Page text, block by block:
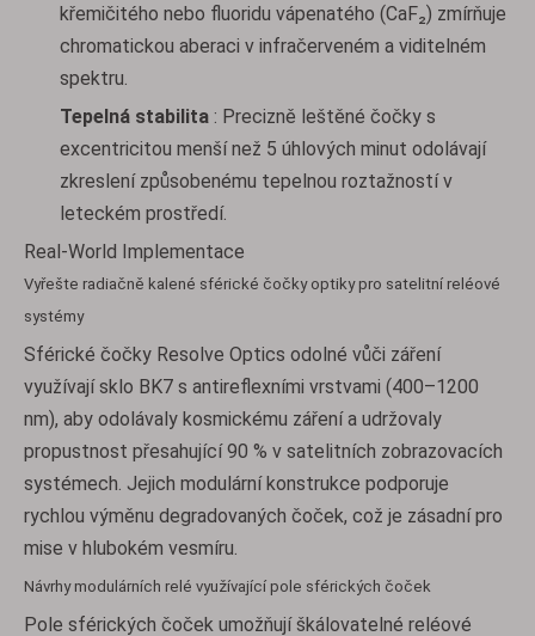
křemičitého nebo fluoridu vápenatého (CaF₂) zmírňuje
chromatickou aberaci v infračerveném a viditelném
spektru.
Tepelná stabilita : Precizně leštěné čočky s
excentricitou menší než 5 úhlových minut odolávají
zkreslení způsobenému tepelnou roztažností v
leteckém prostředí.
Real-World Implementace
Vyřešte radiačně kalené sférické čočky optiky pro satelitní reléové
systémy
Sférické čočky Resolve Optics odolné vůči záření
využívají sklo BK7 s antireflexními vrstvami (400–1200
nm), aby odolávaly kosmickému záření a udržovaly
propustnost přesahující 90 % v satelitních zobrazovacích
systémech. Jejich modulární konstrukce podporuje
rychlou výměnu degradovaných čoček, což je zásadní pro
mise v hlubokém vesmíru.
Návrhy modulárních relé využívající pole sférických čoček
Pole sférických čoček umožňují škálovatelné reléové